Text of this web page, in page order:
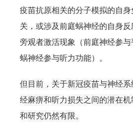
疫苗抗原相关的分子模拟的自
关，或涉及前庭蜗神经的自身
旁观者激活现象（前庭神经参
蜗神经参与听力功能）。
但目前，关于新冠疫苗与神经
经麻痹和听力损失之间的潜在
和研究仍然有限。